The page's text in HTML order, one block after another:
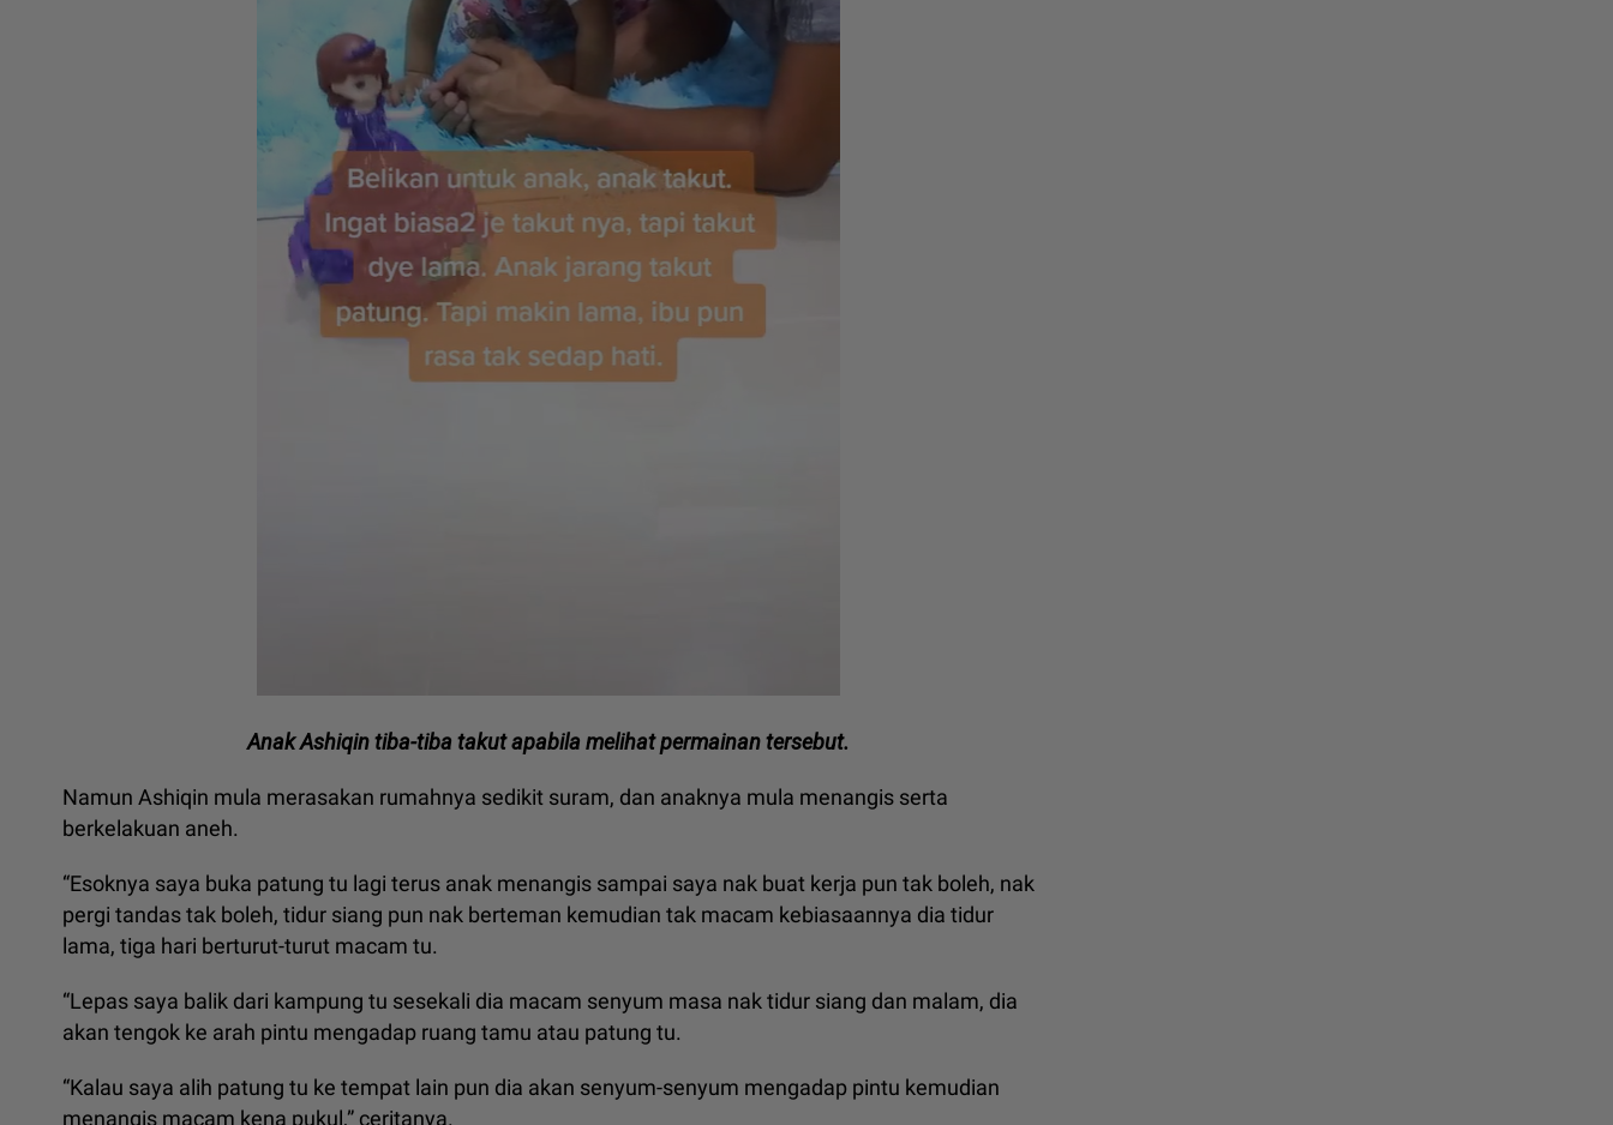
Anak Ashiqin tiba-tiba takut apabila melihat permainan tersebut.
Namun Ashiqin mula merasakan rumahnya sedikit suram, dan anaknya mula menangis serta
berkelakuan aneh.
“Esoknya saya buka patung tu lagi terus anak menangis sampai saya nak buat kerja pun tak boleh, nak
pergi tandas tak boleh, tidur siang pun nak berteman kemudian tak macam kebiasaannya dia tidur
lama, tiga hari berturut-turut macam tu.
“Lepas saya balik dari kampung tu sesekali dia macam senyum masa nak tidur siang dan malam, dia
akan tengok ke arah pintu mengadap ruang tamu atau patung tu.
“Kalau saya alih patung tu ke tempat lain pun dia akan senyum-senyum mengadap pintu kemudian
menangis macam kena pukul,” ceritanya.